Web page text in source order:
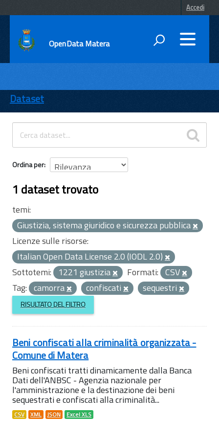
Accedi
OpenData Matera
ENTI
TEMI
INFORMAZIONI
Dataset
Ordina per
1 dataset trovato
temi:
Giustizia, sistema giuridico e sicurezza pubblica
Licenze sulle risorse:
Italian Open Data License 2.0 (IODL 2.0)
Sottotemi:
1221 giustizia Formati: CSV
Tag: camorra confiscati sequestri
RISULTATO DEL FILTRO
Beni confiscati alla criminalità organizzata -
Comune di Matera
Beni confiscati tratti dinamicamente dalla Banca
Dati dell'ANBSC - Agenzia nazionale per
l'amministrazione e la destinazione dei beni
sequestrati e confiscati alla criminalità...
CSV XML JSON Excel XLS